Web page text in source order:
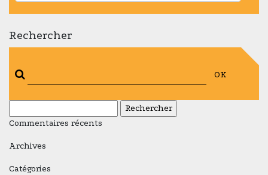
Rechercher
OK
Commentaires récents
Archives
Catégories